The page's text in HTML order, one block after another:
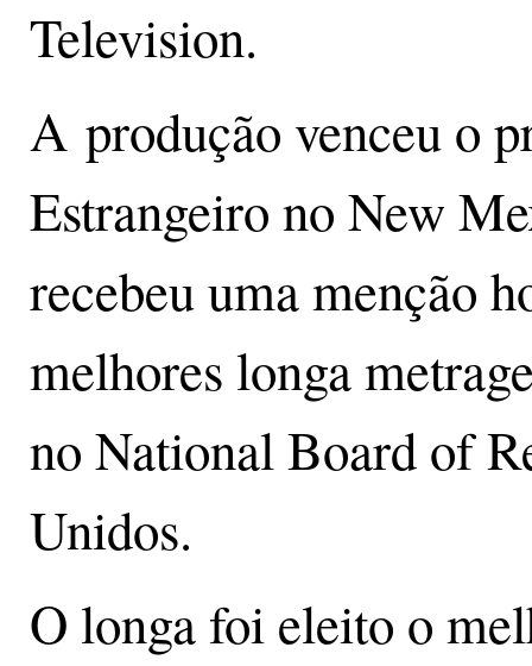
Television.
A produção venceu o
Estrangeiro no New
recebeu uma menção
melhores longa
no National Board of
Unidos.
O longa foi eleito o